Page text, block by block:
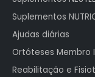
Suplementos
Ajudas diárias
Ortóteses Membro
Reabilitação e